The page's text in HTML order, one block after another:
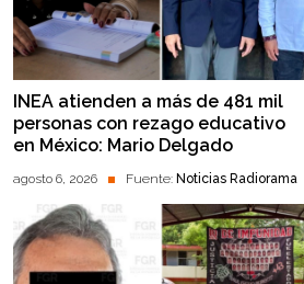
INEA atienden a más de 481 mil
personas con rezago educativo
en México: Mario Delgado
agosto 6, 2026 Fuente: Noticias Radiorama